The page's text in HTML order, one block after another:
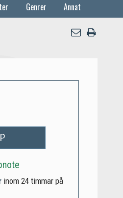
Genrer Annat
inom 24 timmar på